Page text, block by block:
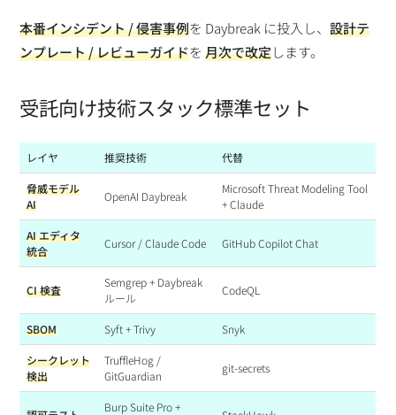
本番インシデント / 侵害事例を Daybreak に投入し、設計テ
ンプレート / レビューガイドを月次で改定します。
受託向け技術スタック標準セット
レイヤ 推奨技術 代替
脅威モデル
AI
OpenAI Daybreak
Microsoft Threat Modeling Tool
+ Claude
AI エディタ
統合
Cursor / Claude Code GitHub Copilot Chat
CI 検査
Semgrep + Daybreak
ルール
CodeQL
SBOM Syft + Trivy Snyk
シークレット
検出
TruffleHog /
GitGuardian
git-secrets
Burp Suite Pro +